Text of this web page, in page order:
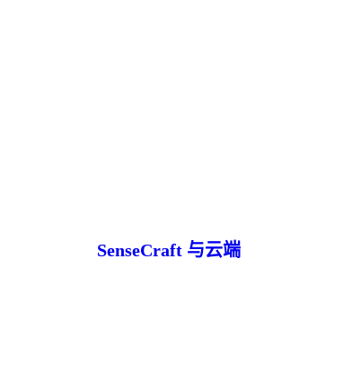
SenseCraft 与云端